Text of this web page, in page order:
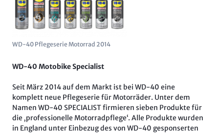
WD-40 Pflegeserie Motorrad 2014
WD-40 Motobike Specialist
Seit März 2014 auf dem Markt ist bei WD-40 eine
komplett neue Pflegeserie für Motorräder. Unter dem
Namen WD-40 SPECIALIST firmieren sieben Produkte für
die ‚professionelle Motorradpflege‘. Alle Produkte wurden
in England unter Einbezug des von WD-40 gesponserten